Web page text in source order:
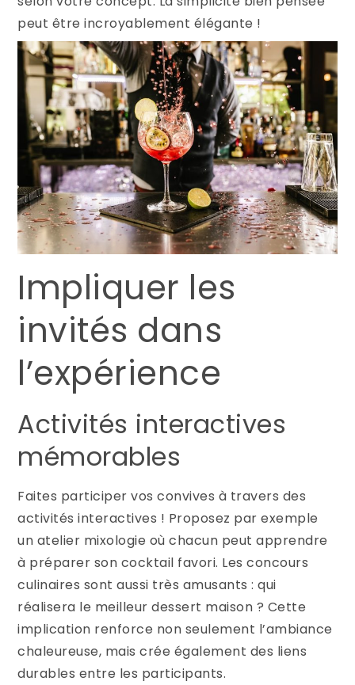
peut être incroyablement élégante !
Impliquer les
invités dans
l’expérience
Activités interactives
mémorables
Faites participer vos convives à travers des
activités interactives ! Proposez par exemple
un atelier mixologie où chacun peut apprendre
à préparer son cocktail favori. Les concours
culinaires sont aussi très amusants : qui
réalisera le meilleur dessert maison ? Cette
implication renforce non seulement l’ambiance
chaleureuse, mais crée également des liens
durables entre les participants.